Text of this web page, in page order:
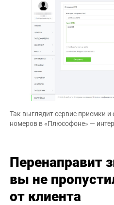
Так выглядит сервис приемки
номеров в «Плюсофоне» —
Перенаправит
вы не
от клиента